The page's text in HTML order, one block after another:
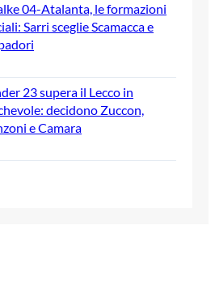
04-Atalanta, le formazioni
Sarri sceglie Scamacca e
23 supera il Lecco in
decidono Zuccon,
e Camara